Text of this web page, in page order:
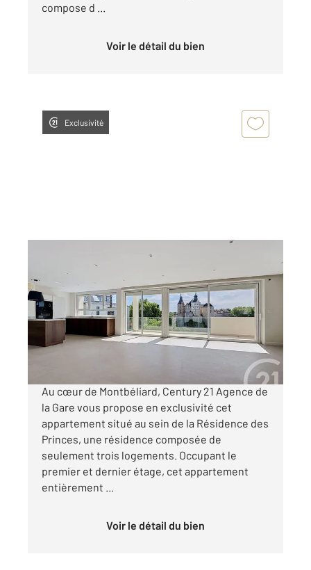
compose d ...
Voir le détail du bien
Exclusivité
125,40 m
Ref : 30651
Appartement F5 à vendre
375 000 €
Visiter le site dédié
Au cœur de Montbéliard, Century 21 Agence de
la Gare vous propose en exclusivité cet
appartement situé au sein de la Résidence des
Princes, une résidence composée de
seulement trois logements. Occupant le
premier et dernier étage, cet appartement
entièrement ...
Voir le détail du bien